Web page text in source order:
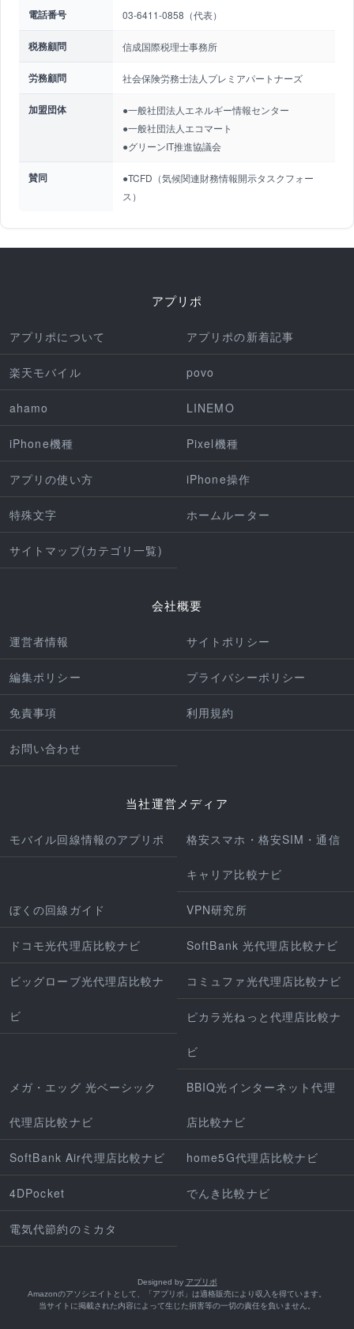
電話番号 03-6411-0858（代表）
税務顧問 信成国際税理士事務所
労務顧問 社会保険労務士法人プレミアパートナーズ
加盟団体
●一般社団法人エネルギー情報センター
●一般社団法人エコマート
●グリーンIT推進協議会
賛同
●TCFD（気候関連財務情報開示タスクフォー
ス）
アプリポ
アプリポについて アプリポの新着記事
楽天モバイル povo
ahamo LINEMO
iPhone機種 Pixel機種
アプリの使い方 iPhone操作
特殊文字 ホームルーター
サイトマップ(カテゴリ一覧)
会社概要
運営者情報 サイトポリシー
編集ポリシー プライバシーポリシー
免責事項 利用規約
お問い合わせ
当社運営メディア
モバイル回線情報のアプリポ 格安スマホ・格安SIM・通信
キャリア比較ナビ
ぼくの回線ガイド VPN研究所
ドコモ光代理店比較ナビ SoftBank 光代理店比較ナビ
ビッグローブ光代理店比較ナ
ビ
コミュファ光代理店比較ナビ
ピカラ光ねっと代理店比較ナ
ビ
メガ・エッグ 光ベーシック
代理店比較ナビ
BBIQ光インターネット代理
店比較ナビ
SoftBank Air代理店比較ナビ home5G代理店比較ナビ
4DPocket でんき比較ナビ
電気代節約のミカタ
Designed by アプリポ
Amazonのアソシエイトとして、「アプリポ」は適格販売により収入を得ています。
当サイトに掲載された内容によって生じた損害等の一切の責任を負いません。